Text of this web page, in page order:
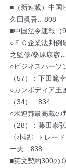
■（新連載）中国
久田眞吾…808
■中国法令速報（
○ＥＣ企業法判例
之監修/桑原康彦
○ビジネスパーソ
（57）：下田範
○カンボディア王
（34）…834
○米連邦最高裁の
（28）：藤田泰
〈小説〉トレー
一夫…838
■英文契約300の